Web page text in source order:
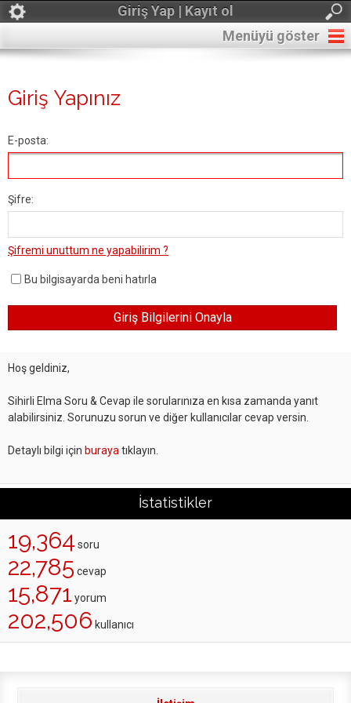
Giriş Yap | Kayıt ol
Menüyü göster
Giriş Yapınız
E-posta:
Şifre:
Şifremi unuttum ne yapabilirim ?
Bu bilgisayarda beni hatırla
Hoş geldiniz,
Sihirli Elma Soru & Cevap ile sorularınıza en kısa zamanda yanıt
alabilirsiniz. Sorunuzu sorun ve diğer kullanıcılar cevap versin.
Detaylı bilgi için buraya tıklayın.
İstatistikler
19,364 soru
22,785 cevap
15,871 yorum
202,506 kullanıcı